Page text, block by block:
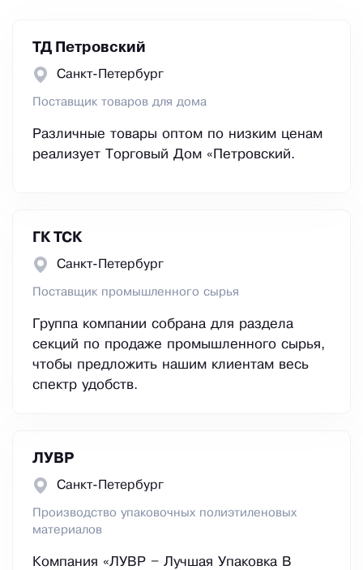
ТД Петровский
Санкт-Петербург
Поставщик товаров для дома
Различные товары оптом по низким ценам
реализует Торговый Дом «Петровский.
ГК ТСК
Санкт-Петербург
Поставщик промышленного сырья
Группа компании собрана для раздела
секций по продаже промышленного сырья,
чтобы предложить нашим клиентам весь
спектр удобств.
ЛУВР
Санкт-Петербург
Производство упаковочных полиэтиленовых
материалов
Компания «ЛУВР – Лучшая Упаковка В